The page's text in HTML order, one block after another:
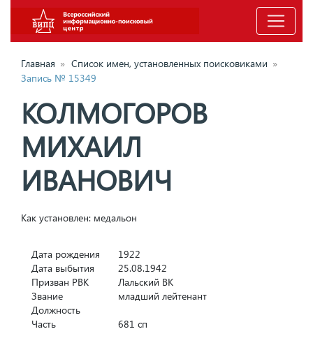
Главная » Список имен, установленных поисковиками »
Запись № 15349
КОЛМОГОРОВ
МИХАИЛ
ИВАНОВИЧ
Как установлен: медальон
Дата рождения
1922
Дата выбытия
25.08.1942
Призван РВК
Лальский ВК
Звание
младший лейтенант
Должность
Часть
681 сп